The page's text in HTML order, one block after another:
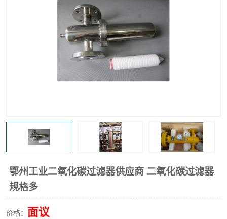
鄂州工业二氧化碳过滤器供应商 二氧化碳过滤器
规格多
价格： 面议
替代进口过滤器
化工盐酸气聚结器 耐腐蚀除雾器滤芯